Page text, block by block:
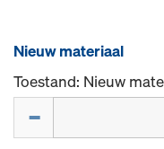
Nieuw materiaal
Toestand: Nieuw